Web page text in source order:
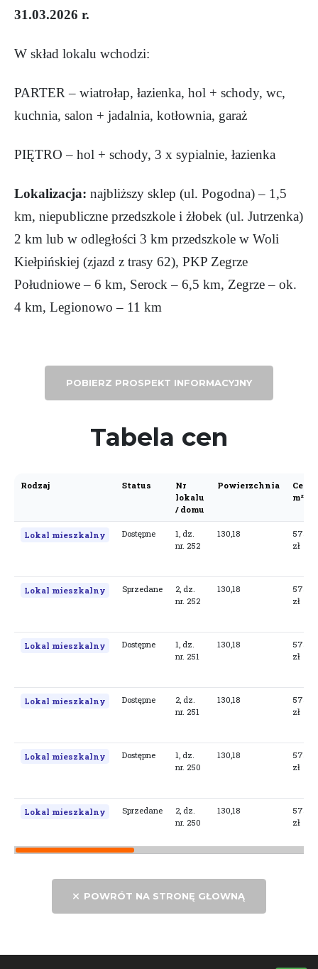
31.03.2026 r.
W skład lokalu wchodzi:
PARTER – wiatrołap, łazienka, hol + schody, wc,
kuchnia, salon + jadalnia, kotłownia, garaż
PIĘTRO – hol + schody, 3 x sypialnie, łazienka
Lokalizacja: najbliższy sklep (ul. Pogodna) – 1,5
km, niepubliczne przedszkole i żłobek (ul. Jutrzenka)
2 km lub w odległości 3 km przedszkole w Woli
Kiełpińskiej (zjazd z trasy 62), PKP Zegrze
Południowe – 6 km, Serock – 6,5 km, Zegrze – ok.
4 km, Legionowo – 11 km
POBIERZ PROSPEKT INFORMACYJNY
Tabela cen
cen
zmian
Rodzaj Status
Nr
lokalu
/ domu
Powierzchnia
Cena
m²
Lokal mieszkalny Dostępne
1, dz.
nr. 252
130,18
zł
Lokal mieszkalny Sprzedane
2, dz.
nr. 252
130,18
zł
Lokal mieszkalny Dostępne
1, dz.
nr. 251
130,18
zł
Lokal mieszkalny Dostępne
2, dz.
nr. 251
130,18
zł
Lokal mieszkalny Dostępne
1, dz.
nr. 250
130,18
zł
Lokal mieszkalny Sprzedane
2, dz.
nr. 250
130,18
zł
POWRÓT NA STRONĘ GŁOWNĄ